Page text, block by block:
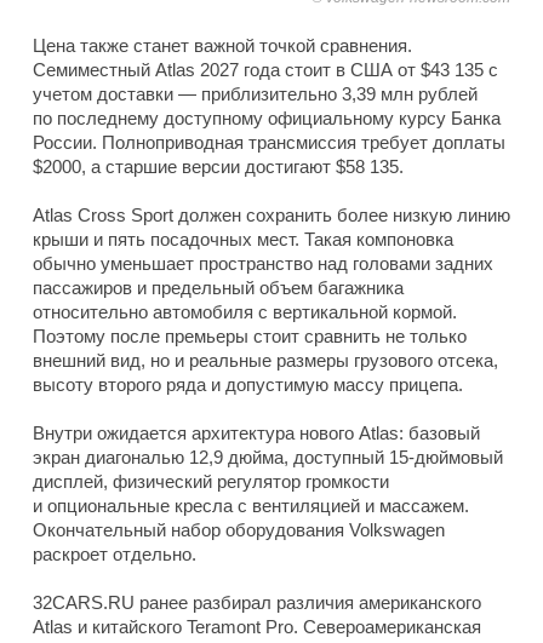
Цена также станет важной точкой сравнения.
Семиместный Atlas 2027 года стоит в США от $43 135 с
учетом доставки — приблизительно 3,39 млн рублей
по последнему доступному официальному курсу Банка
России. Полноприводная трансмиссия требует доплаты
$2000, а старшие версии достигают $58 135.
Atlas Cross Sport должен сохранить более низкую линию
крыши и пять посадочных мест. Такая компоновка
обычно уменьшает пространство над головами задних
пассажиров и предельный объем багажника
относительно автомобиля с вертикальной кормой.
Поэтому после премьеры стоит сравнить не только
внешний вид, но и реальные размеры грузового отсека,
высоту второго ряда и допустимую массу прицепа.
Внутри ожидается архитектура нового Atlas: базовый
экран диагональю 12,9 дюйма, доступный 15-дюймовый
дисплей, физический регулятор громкости
и опциональные кресла с вентиляцией и массажем.
Окончательный набор оборудования Volkswagen
раскроет отдельно.
32CARS.RU ранее разбирал различия американского
Atlas и китайского Teramont Pro. Североамериканская